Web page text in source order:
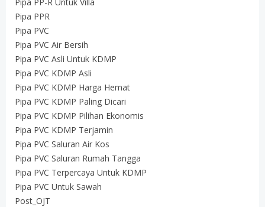
Pipa PPR
Pipa PVC
Pipa PVC Air Bersih
Pipa PVC Asli Untuk KDMP
Pipa PVC KDMP Asli
Pipa PVC KDMP Harga Hemat
Pipa PVC KDMP Paling Dicari
Pipa PVC KDMP Pilihan Ekonomis
Pipa PVC KDMP Terjamin
Pipa PVC Saluran Air Kos
Pipa PVC Saluran Rumah Tangga
Pipa PVC Terpercaya Untuk KDMP
Pipa PVC Untuk Sawah
Post_OJT